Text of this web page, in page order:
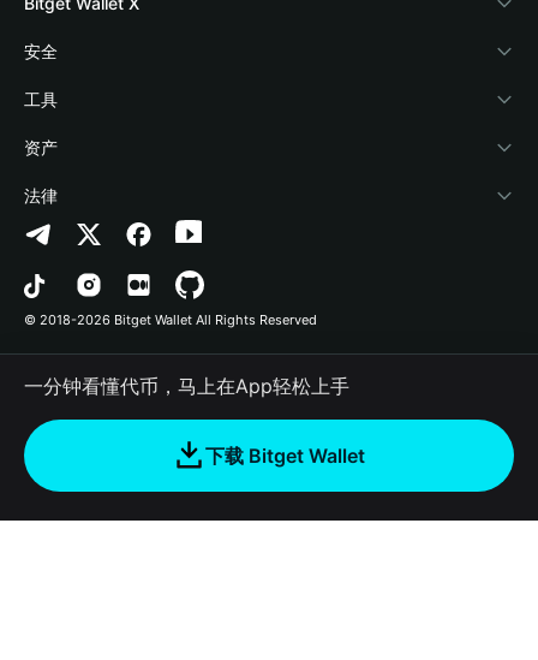
学院
加密资讯
帮助中心
联系我们
品牌资源
工作机会
稳定币理财
Payfi Crypto
Crypto Swap API
山寨季指数
预测市场
DApp
RWA
如何购买加密货币
开发者文档
接入钱包
Bitget Wallet Pay
合作上架
安全
风险保障基金
安全防护技术
工具
快捷买币
授权检测
合约检测
批量转账
资产
Arbitrum
Avalanche
Bitcoin
Polygon
法律
隐私协议
用户使用协议
© 2018-2026 Bitget Wallet All Rights Reserved
一分钟看懂代币，马上在App轻松上手
下载 Bitget Wallet